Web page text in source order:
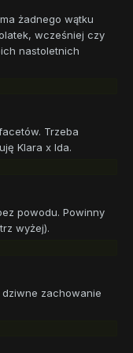
żadnego wątku
wcześniej czy
nastoletnich
Trzeba
Klara x Ida.
powodu. Powinny
wyżej).
zachowanie